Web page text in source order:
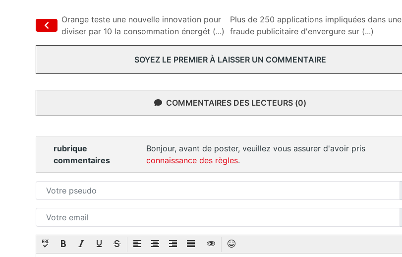
Orange teste une nouvelle innovation pour
diviser par 10 la consommation énergét (...)
Plus de 250 applications impliquées dans une
fraude publicitaire d'envergure sur (...)
SOYEZ LE PREMIER À LAISSER UN COMMENTAIRE
COMMENTAIRES DES LECTEURS (0)
rubrique
commentaires
Bonjour, avant de poster, veuillez vous assurer d'avoir pris
connaissance des règles.